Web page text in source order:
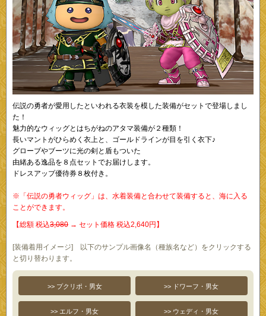
伝説の勇者が愛用したといわれる衣装を模した装備がセットで登場しまし
た！
魅力的なウィッグとはちがねのアタマ装備が２種類！
長いマントがひらめく衣上と、ゴールドラインが目を引く衣下♪
グローブやブーツに光の剣と盾もついた
由緒ある逸品を８点セットでお届けします。
ドレスアップ優待券８枚付き。
※「伝説の勇者ウィッグ」は、水着装備と合わせて装備すると、海に入る
ことができます。
【総額 税込3,080 → セット価格 税込2,640円】
[装備着用イメージ] 以下のサンプル画像名（種族名など）をクリックする
と切り替わります。
>> プクリポ・男女 >> ドワーフ・男女
>> エルフ・男女 >> ウェディ・男女